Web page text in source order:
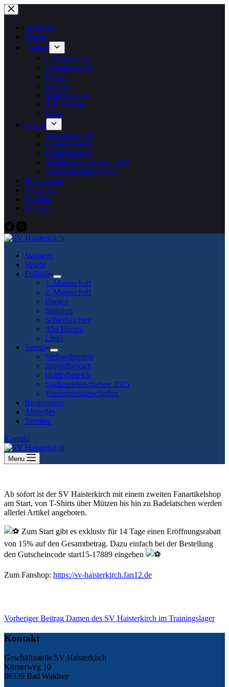
Zum
Inhalt
springenStartseite
Verein
Fußball
1. Mannschaft
2. Mannschaft
Damen
Junioren
Schiedsrichter
Alte Herren
Links
Tennis
Verbandsspiele
Jugendbereich
Hobbybereich
Stadtmeisterschaften 2025
Vereinsmeisterschaften
Breitensport
Aktuelles
Termine
Kontakt
Startseite
Verein
Fußball
1. Mannschaft
2. Mannschaft
Damen
Junioren
Schiedsrichter
Alte Herren
Links
Tennis
Verbandsspiele
Jugendbereich
Hobbybereich
Stadtmeisterschaften 2025
Vereinsmeisterschaften
Breitensport
Aktuelles
Termine
Kontakt
Menu
Ab sofort ist der SV Haisterkirch mit einem zweiten Fanartikelshop
am Start, von T-Shirts über Mützen bis hin zu Badelatschen werden
allerlei Artikel angeboten.
Zum Start gibt es exklusiv für 14 Tage einen Eröffnungsrabatt
von 15% auf den Gesamtbetrag. Dazu einfach bei der Bestellung
den Gutscheincode start15-17889 eingeben
Zum Fanshop: https://sv-haisterkirch.fan12.de
VorherigerBeitrag Damen des SV Haisterkirch im Trainingslager
Kontakt
Geschäftsstelle SV Haisterkirch
Körnerweg 10
88339 Bad Waldsee